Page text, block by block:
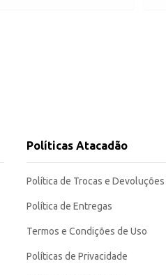
Políticas Atacadão
Política de Trocas e Devoluções
Política de Entregas
Termos e Condições de Uso
Políticas de Privacidade